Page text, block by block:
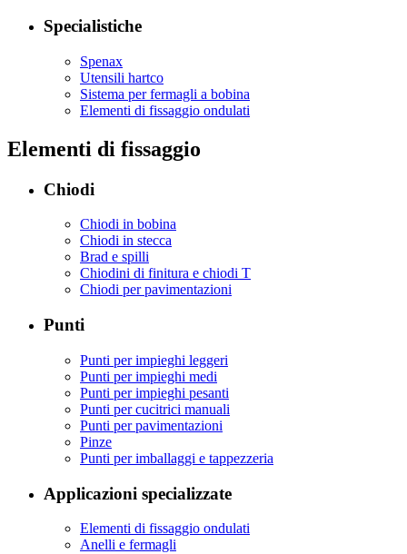
Specialistiche
Spenax
Utensili hartco
Sistema per fermagli a bobina
Elementi di fissaggio ondulati
Elementi di fissaggio
Chiodi
Chiodi in bobina
Chiodi in stecca
Brad e spilli
Chiodini di finitura e chiodi T
Chiodi per pavimentazioni
Punti
Punti per impieghi leggeri
Punti per impieghi medi
Punti per impieghi pesanti
Punti per cucitrici manuali
Punti per pavimentazioni
Pinze
Punti per imballaggi e tappezzeria
Applicazioni specializzate
Elementi di fissaggio ondulati
Anelli e fermagli